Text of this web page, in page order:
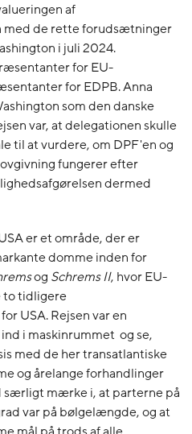
af
de rette forudsætninger
i juli 2024.
for EU-
for EDPB. Anna
som den danske
var, at delegationen skulle
til at vurdere, om DPF'en og
fungerer efter
dermed
er et område, der er
domme inden for
og Schrems II, hvor EU-
to tidligere
USA. Rejsen var en
i maskinrummet og se,
med de her transatlantiske
og årelange forhandlinger
særligt mærke i, at parterne på
var på bølgelængde, og at